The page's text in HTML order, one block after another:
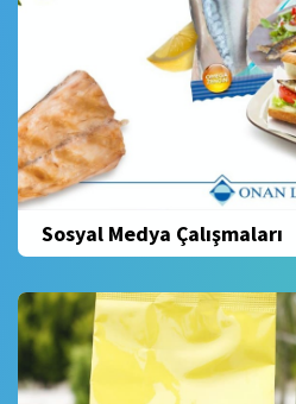
Sosyal Medya Çalışmaları